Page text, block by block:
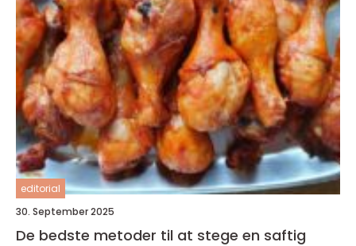
editorial
30. September 2025
De bedste metoder til at stege en saftig